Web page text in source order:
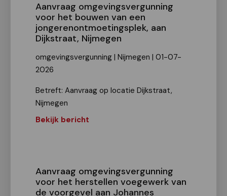
Aanvraag omgevingsvergunning
voor het bouwen van een
jongerenontmoetingsplek, aan
Dijkstraat, Nijmegen
omgevingsvergunning | Nijmegen | 01-07-
2026
Betreft: Aanvraag op locatie Dijkstraat,
Nijmegen
Bekijk bericht
Aanvraag omgevingsvergunning
voor het herstellen voegewerk van
de voorgevel aan Johannes